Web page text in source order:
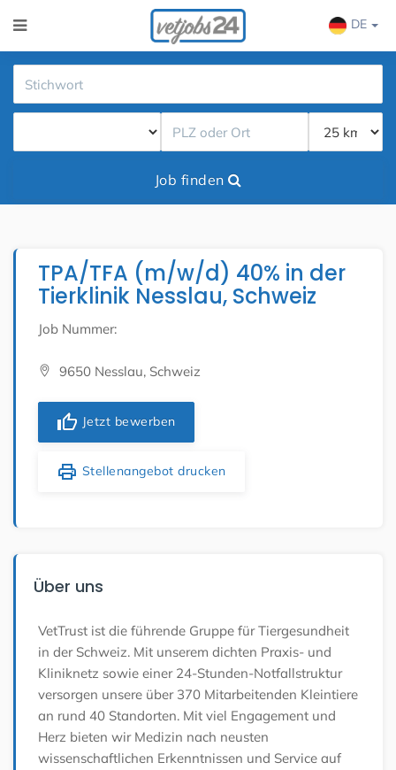
DE
Job finden
TPA/TFA (m/w/d) 40% in der
Tierklinik Nesslau, Schweiz
Job Nummer:
9650 Nesslau, Schweiz
thumb_up Jetzt bewerben
print Stellenangebot drucken
Über uns
VetTrust ist die führende Gruppe für Tiergesundheit
in der Schweiz. Mit unserem dichten Praxis- und
Kliniknetz sowie einer 24-Stunden-Notfallstruktur
versorgen unsere über 370 Mitarbeitenden Kleintiere
an rund 40 Standorten. Mit viel Engagement und
Herz bieten wir Medizin nach neusten
wissenschaftlichen Erkenntnissen und Service auf